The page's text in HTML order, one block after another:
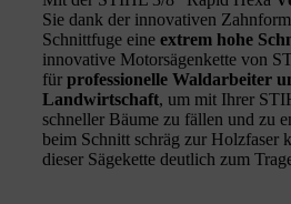
Sie dank der innovativen
Schnittfuge eine extrem hohe
innovative Motorsägenkette von
für professionelle Waldarbeiter
Landwirtschaft, um mit Ihrer
schneller Bäume zu fällen und zu
beim Schnitt schräg zur Holzfaser
dieser Sägekette deutlich zum